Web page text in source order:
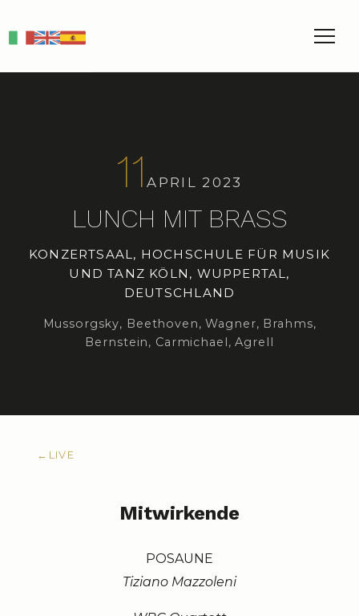
EN ES
11APRIL 2023
LUNCH MIT BRASS
KONZERTSAAL, HOCHSCHULE FÜR MUSIK
UND TANZ KÖLN, WUPPERTAL,
DEUTSCHLAND
Mussorgsky, Beethoven, Wagner, Brahms,
Bernstein, Carmichael, Agrell
← LIVE
Mitwirkende
POSAUNE
Tiziano Mazzoleni